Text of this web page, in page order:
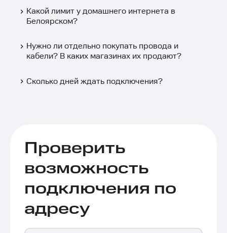
Какой лимит у домашнего интернета в
Белоярском?
Нужно ли отдельно покупать провода и
кабели? В каких магазинах их продают?
Сколько дней ждать подключения?
Проверить
возможность
подключения по
адресу